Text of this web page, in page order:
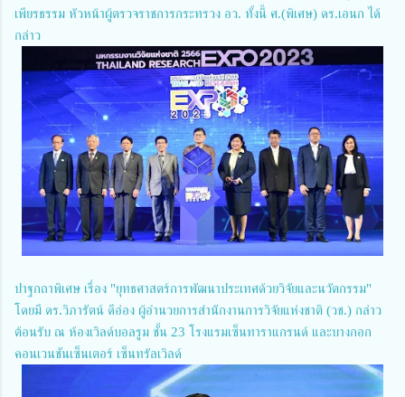
เพียรธรรม หัวหน้าผู้ตรวจราชการกระทรวง อว. ทั้งนี้ ศ.(พิเศษ) ดร.เอนก ได้
กล่าว
ปาฐกถาพิเศษ เรื่อง "ยุทธศาสตร์การพัฒนาประเทศด้วยวิจัยและนวัตกรรม"
โดยมี ดร.วิภารัตน์ ดีอ่อง ผู้อำนวยการสำนักงานการวิจัยแห่งชาติ (วช.) กล่าว
ต้อนรับ ณ ห้องเวิลด์บอลรูม ชั้น 23 โรงแรมเซ็นทาราแกรนด์ และบางกอก
คอนเวนชันเซ็นเตอร์ เซ็นทรัลเวิลด์